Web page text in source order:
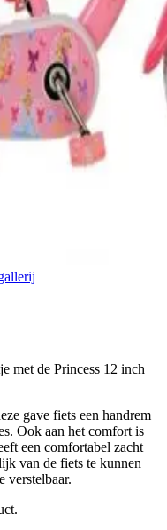
met de Princess 12 inch
gave fiets een handrem
Ook aan het comfort is
een comfortabel zacht
van de fiets te kunnen
verstelbaar.